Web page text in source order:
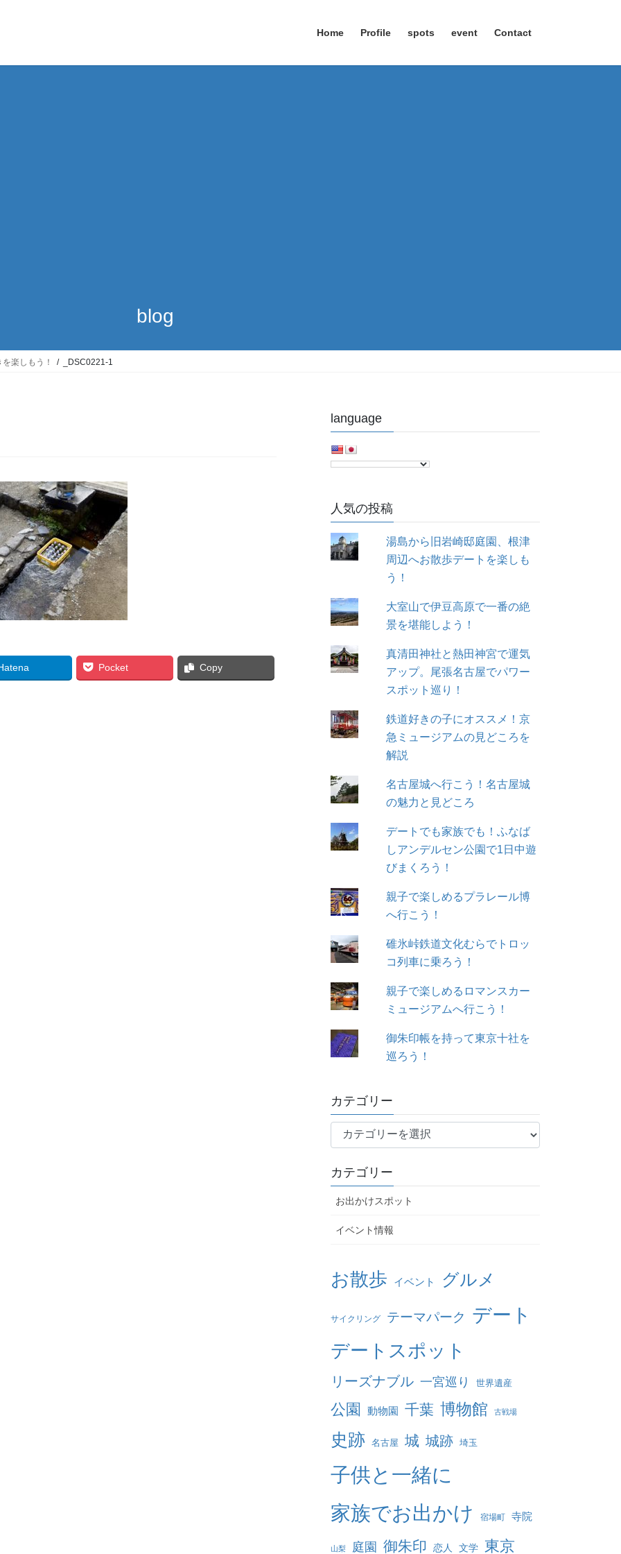
Home Profile spots event Contact
blog
楽しもう！ _DSC0221-1
Pocket Copy
language
人気の投稿
湯島から旧岩崎邸庭園、根津
周辺へお散歩デートを楽しも
う！
大室山で伊豆高原で一番の絶
景を堪能しよう！
真清田神社と熱田神宮で運気
アップ。尾張名古屋でパワー
スポット巡り！
鉄道好きの子にオススメ！京
急ミュージアムの見どころを
解説
名古屋城へ行こう！名古屋城
の魅力と見どころ
デートでも家族でも！ふなば
しアンデルセン公園で1日中遊
びまくろう！
親子で楽しめるプラレール博
へ行こう！
碓氷峠鉄道文化むらでトロッ
コ列車に乗ろう！
親子で楽しめるロマンスカー
ミュージアムへ行こう！
御朱印帳を持って東京十社を
巡ろう！
カテゴリー
テ
リ
ー
カテゴリー
お出かけスポット
イベント情報
お散歩 イベント グルメ
サイクリング テーマパーク デート
デートスポット
リーズナブル 一宮巡り 世界遺産
公園 動物園 千葉 博物館 古戦場
史跡 名古屋 城 城跡 埼玉
子供と一緒に
家族でお出かけ 宿場町 寺院
山梨 庭園 御朱印 恋人 文学 東京